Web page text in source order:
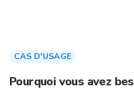
CAS D'USAGE
Pourquoi vous avez